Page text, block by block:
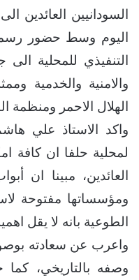
السودانيين العائدين
اليوم وسط حضور
التنفيذي للمحلية الى
والامنية والخدمية
الهلال الاحمر
واكد الاستاذ علي
لمحلية حلفا ان كافة
العائدين، مبينا ان
ومؤسساتها مفتوحة
الطوعية بانه لا يقل
واعرب عن سعادته
وصفه بالتاريخي، كما